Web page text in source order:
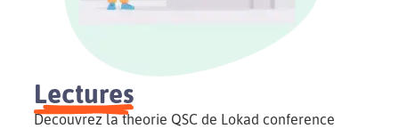
Lectures
Decouvrez la theorie QSC de Lokad conference